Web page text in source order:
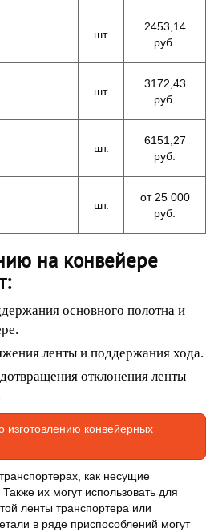
шт.
2453,14
руб.
шт.
3172,43
руб.
шт.
6151,27
руб.
шт.
от 25 000
руб.
на конвейере
основного полотна и
ленты и поддержания хода.
отклонения ленты
изготовлению конвейерных
как несущие
их могут использовать для
ленты транспортера или
в ряде приспособлений могут